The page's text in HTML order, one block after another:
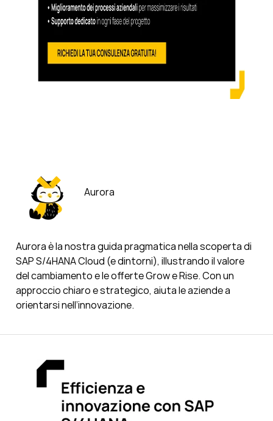
Aurora
Aurora è la nostra guida pragmatica nella scoperta di
SAP S/4HANA Cloud (e dintorni), illustrando il valore
del cambiamento e le offerte Grow e Rise. Con un
approccio chiaro e strategico, aiuta le aziende a
orientarsi nell’innovazione.